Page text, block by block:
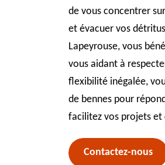
de vous concentrer
et évacuer vos
Lapeyrouse, vous
vous aidant à
flexibilité inégalée,
de bennes pour
facilitez vos projets et
Contactez-nous